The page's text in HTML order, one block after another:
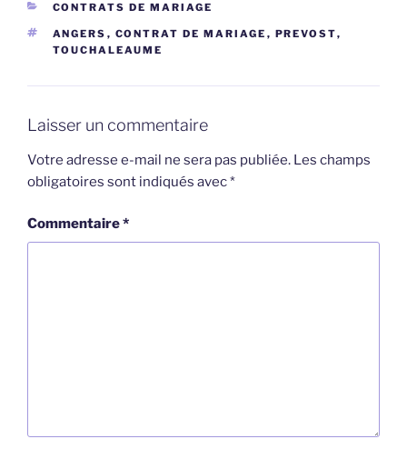
CATÉGORIES
CONTRATS DE MARIAGE
ÉTIQUETTES
ANGERS , CONTRAT DE MARIAGE , PREVOST,
TOUCHALEAUME
Laisser un commentaire
Votre adresse e-mail ne sera pas publiée. Les champs
obligatoires sont indiqués avec*
Commentaire*